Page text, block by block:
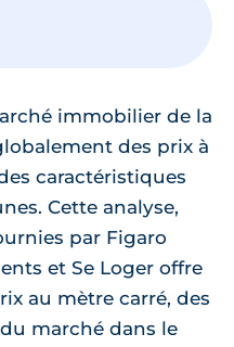
immobilier de la
des prix à
caractéristiques
Cette analyse,
par Figaro
et Se Loger offre
au mètre carré, des
marché dans le